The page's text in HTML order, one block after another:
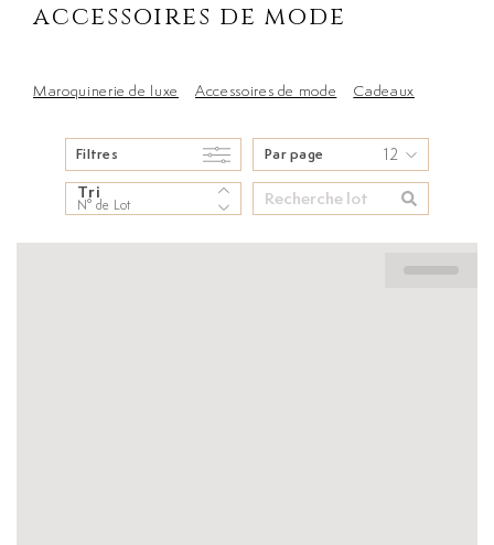
accessoires de mode
Maroquinerie de luxe Accessoires de mode Cadeaux
Filtres Par page 12
Tri
N° de Lot